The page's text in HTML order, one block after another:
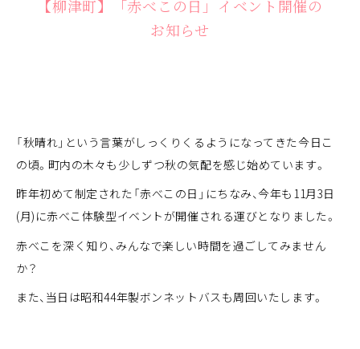
【柳津町】「赤べこの日」イベント開催の
お知らせ
「秋晴れ」という言葉がしっくりくるようになってきた今日こ
の頃。町内の木々も少しずつ秋の気配を感じ始めています。
昨年初めて制定された「赤べこの日」にちなみ、今年も11月3日
(月)に赤べこ体験型イベントが開催される運びとなりました。
赤べこを深く知り、みんなで楽しい時間を過ごしてみません
か？
また、当日は昭和44年製ボンネットバスも周回いたします。